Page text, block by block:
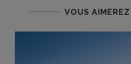
VOUS